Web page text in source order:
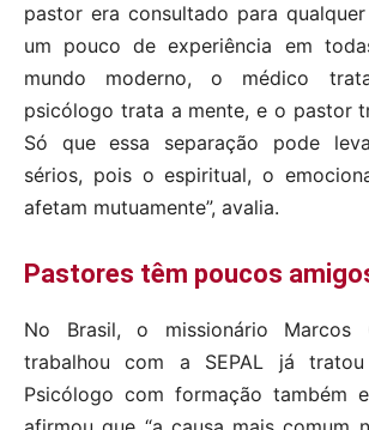
pastor era consultado para
um pouco de experiência em
mundo moderno, o médico
psicólogo trata a mente, e o pastor
Só que essa separação pode
sérios, pois o espiritual, o
afetam mutuamente”, avalia.
Pastores têm poucos
No Brasil, o missionário Marcos
trabalhou com a SEPAL já tratou
Psicólogo com formação também